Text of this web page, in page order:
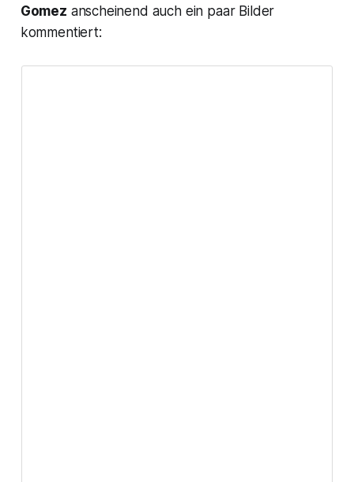
Gomez anscheinend auch ein paar Bilder
kommentiert: